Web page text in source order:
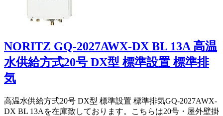
NORITZ GQ-2027AWX-DX BL 13A 高温
水供給方式20号 DX型 標準設置 標準排
気
高温水供給方式20号 DX型 標準設置 標準排気GQ-2027AWX-
DX BL 13Aを在庫致しております。こちらは20号・屋外壁掛